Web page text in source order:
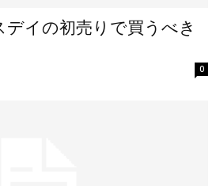
デイの初売りで買うべき
0